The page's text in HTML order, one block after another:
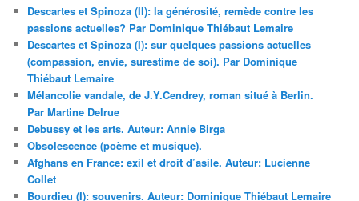
Descartes et Spinoza (II): la générosité, remède contre les
passions actuelles? Par Dominique Thiébaut Lemaire
Descartes et Spinoza (I): sur quelques passions actuelles
(compassion, envie, surestime de soi). Par Dominique
Thiébaut Lemaire
Mélancolie vandale, de J.Y.Cendrey, roman situé à Berlin.
Par Martine Delrue
Debussy et les arts. Auteur: Annie Birga
Obsolescence (poème et musique).
Afghans en France: exil et droit d’asile. Auteur: Lucienne
Collet
Bourdieu (I): souvenirs. Auteur: Dominique Thiébaut Lemaire